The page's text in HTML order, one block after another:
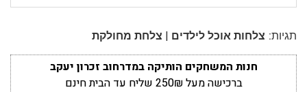
תגיות: צלחות אוכל לילדים | צלחת מחולקת
חנות המשחקים הותיקה במדרחוב זכרון יעקב
ברכישה מעל 250₪ שליח עד הבית חינם